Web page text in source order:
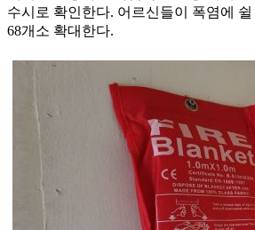
수시로 확인한다. 어르신들이 폭염에
68개소 확대한다.